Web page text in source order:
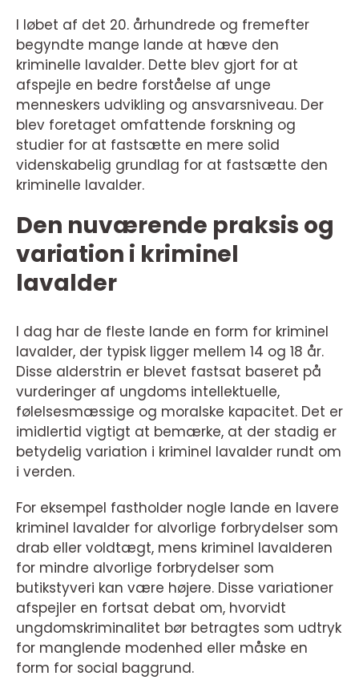
I løbet af det 20. århundrede og fremefter
begyndte mange lande at hæve den
kriminelle lavalder. Dette blev gjort for at
afspejle en bedre forståelse af unge
menneskers udvikling og ansvarsniveau. Der
blev foretaget omfattende forskning og
studier for at fastsætte en mere solid
videnskabelig grundlag for at fastsætte den
kriminelle lavalder.
Den nuværende praksis og
variation i kriminel
lavalder
I dag har de fleste lande en form for kriminel
lavalder, der typisk ligger mellem 14 og 18 år.
Disse alderstrin er blevet fastsat baseret på
vurderinger af ungdoms intellektuelle,
følelsesmæssige og moralske kapacitet. Det er
imidlertid vigtigt at bemærke, at der stadig er
betydelig variation i kriminel lavalder rundt om
i verden.
For eksempel fastholder nogle lande en lavere
kriminel lavalder for alvorlige forbrydelser som
drab eller voldtægt, mens kriminel lavalderen
for mindre alvorlige forbrydelser som
butikstyveri kan være højere. Disse variationer
afspejler en fortsat debat om, hvorvidt
ungdomskriminalitet bør betragtes som udtryk
for manglende modenhed eller måske en
form for social baggrund.